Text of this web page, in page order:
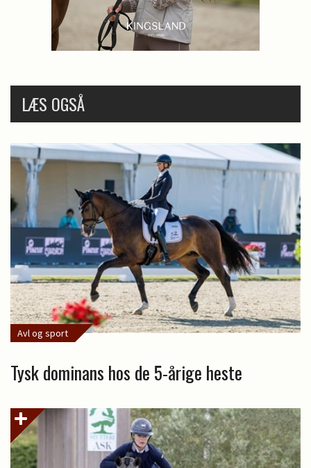
LÆS OGSÅ
Avl og sport
Tysk dominans hos de 5-årige heste